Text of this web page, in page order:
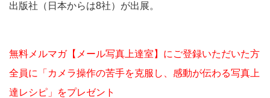
出版社（日本からは8社）が出展。
無料メルマガ【メール写真上達室】にご登録いただいた方
全員に「カメラ操作の苦手を克服し、感動が伝わる写真上
達レシピ」をプレゼント